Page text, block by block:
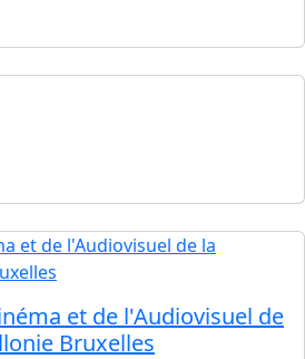
et de l'Audiovisuel de
Bruxelles